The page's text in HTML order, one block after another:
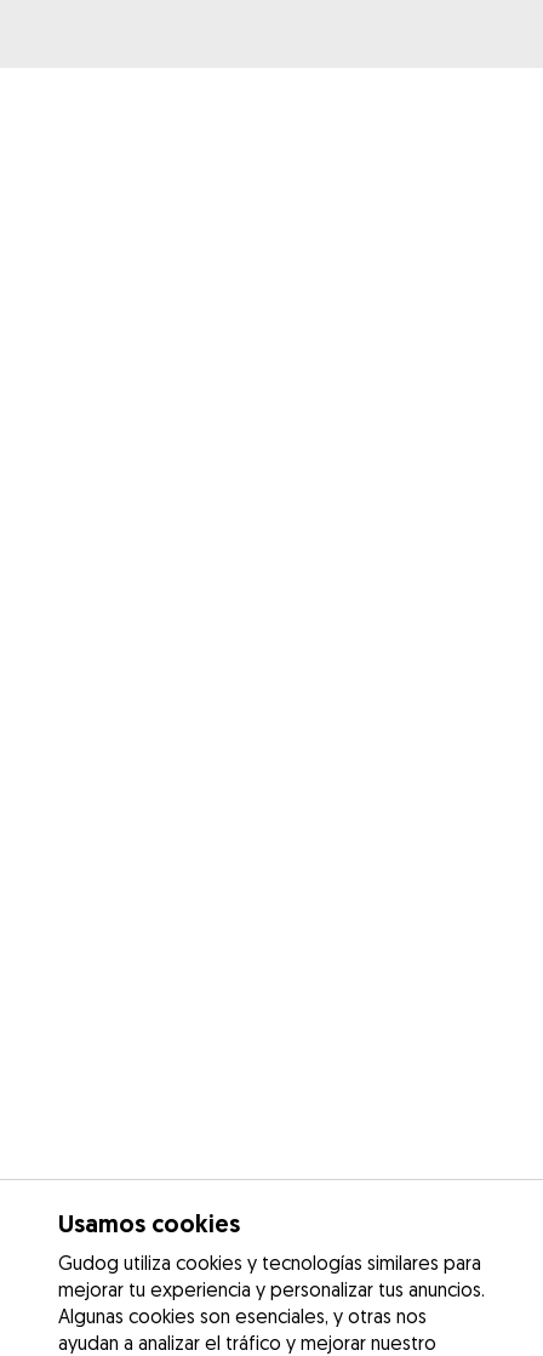
Usamos cookies
Gudog utiliza cookies y tecnologías similares para
mejorar tu experiencia y personalizar tus anuncios.
Algunas cookies son esenciales, y otras nos
ayudan a analizar el tráfico y mejorar nuestro